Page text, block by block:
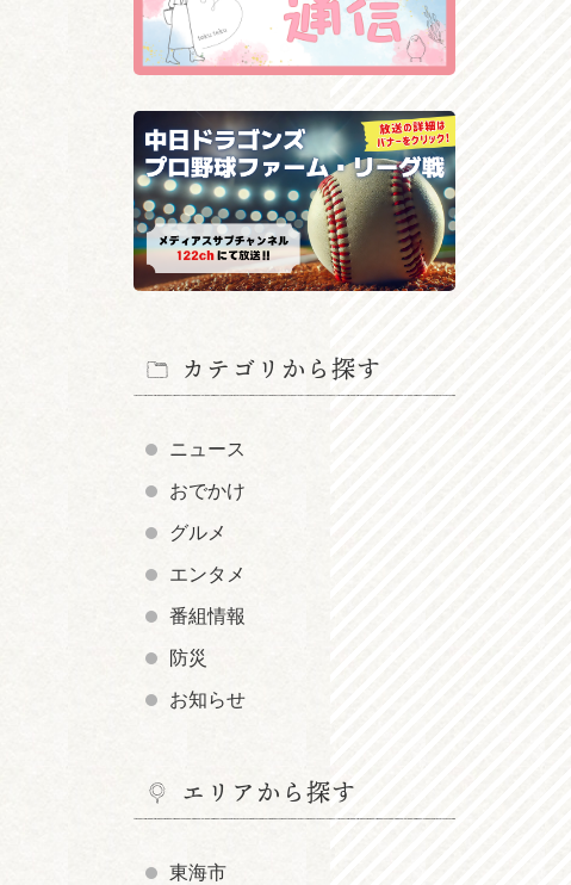
カテゴリから探す
ニュース
おでかけ
グルメ
エンタメ
番組情報
防災
お知らせ
エリアから探す
東海市